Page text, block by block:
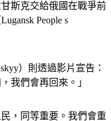
西昌斯克，意味盧甘斯
斯克交給俄國在戰爭前
People s
）則透過影片宣告：